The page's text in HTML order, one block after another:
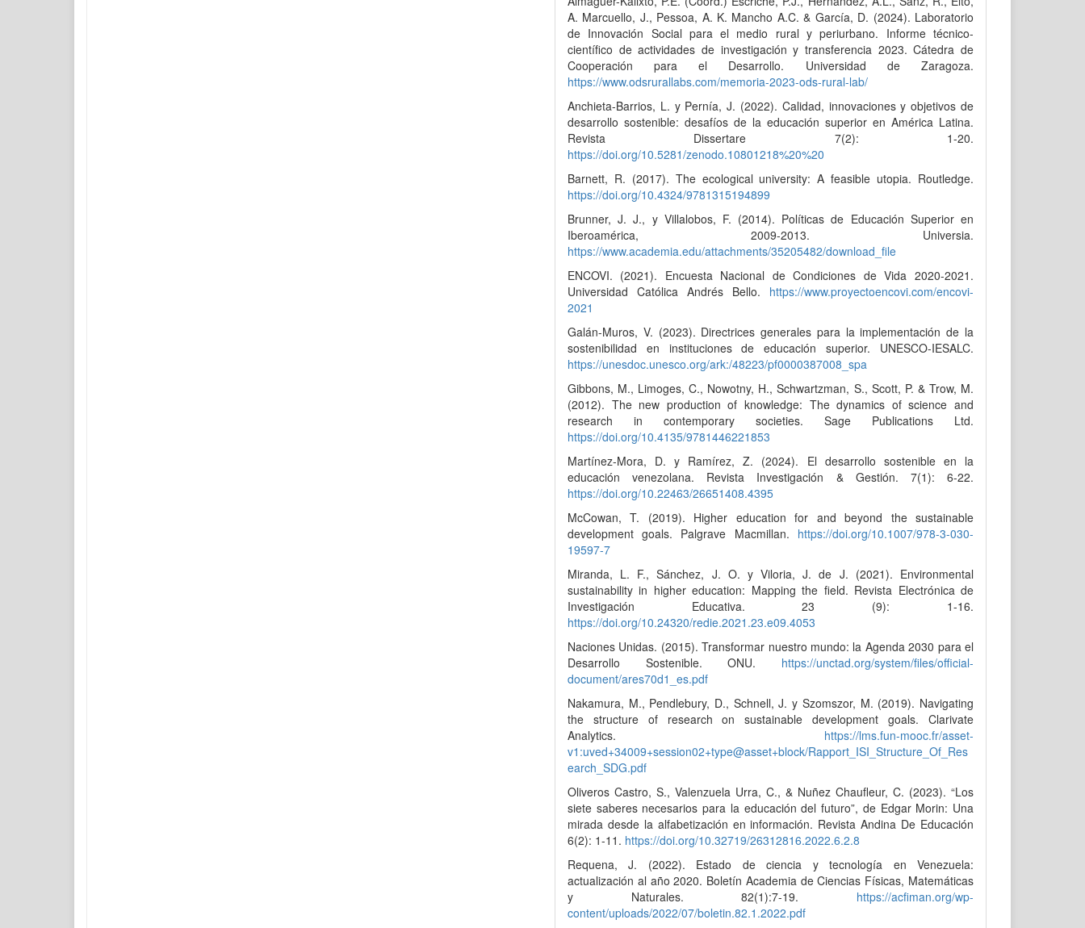
A. Marcuello, J., Pessoa, A. K. Mancho A.C. & García, D. (2024). Laboratorio
de Innovación Social para el medio rural y periurbano. Informe técnico-
científico de actividades de investigación y transferencia 2023. Cátedra de
Cooperación para el Desarrollo. Universidad de Zaragoza.
https://www.odsrurallabs.com/memoria-2023-ods-rural-lab/
Anchieta-Barrios, L. y Pernía, J. (2022). Calidad, innovaciones y objetivos de
desarrollo sostenible: desafíos de la educación superior en América Latina.
Revista Dissertare 7(2): 1-20.
https://doi.org/10.5281/zenodo.10801218%20%20
Barnett, R. (2017). The ecological university: A feasible utopia. Routledge.
https://doi.org/10.4324/9781315194899
Brunner, J. J., y Villalobos, F. (2014). Políticas de Educación Superior en
Iberoamérica, 2009-2013. Universia.
https://www.academia.edu/attachments/35205482/download_file
ENCOVI. (2021). Encuesta Nacional de Condiciones de Vida 2020-2021.
Universidad Católica Andrés Bello. https://www.proyectoencovi.com/encovi-
2021
Galán-Muros, V. (2023). Directrices generales para la implementación de la
sostenibilidad en instituciones de educación superior. UNESCO-IESALC.
https://unesdoc.unesco.org/ark:/48223/pf0000387008_spa
Gibbons, M., Limoges, C., Nowotny, H., Schwartzman, S., Scott, P. & Trow, M.
(2012). The new production of knowledge: The dynamics of science and
research in contemporary societies. Sage Publications Ltd.
https://doi.org/10.4135/9781446221853
Martínez-Mora, D. y Ramírez, Z. (2024). El desarrollo sostenible en la
educación venezolana. Revista Investigación & Gestión. 7(1): 6-22.
https://doi.org/10.22463/26651408.4395
McCowan, T. (2019). Higher education for and beyond the sustainable
development goals. Palgrave Macmillan. https://doi.org/10.1007/978-3-030-
19597-7
Miranda, L. F., Sánchez, J. O. y Viloria, J. de J. (2021). Environmental
sustainability in higher education: Mapping the field. Revista Electrónica de
Investigación Educativa. 23 (9): 1-16.
https://doi.org/10.24320/redie.2021.23.e09.4053
Naciones Unidas. (2015). Transformar nuestro mundo: la Agenda 2030 para el
Desarrollo Sostenible. ONU. https://unctad.org/system/files/official-
document/ares70d1_es.pdf
Nakamura, M., Pendlebury, D., Schnell, J. y Szomszor, M. (2019). Navigating
the structure of research on sustainable development goals. Clarivate
Analytics. https://lms.fun-mooc.fr/asset-
v1:uved+34009+session02+type@asset+block/Rapport_ISI_Structure_Of_Res
earch_SDG.pdf
Oliveros Castro, S., Valenzuela Urra, C., & Nuñez Chaufleur, C. (2023). “Los
siete saberes necesarios para la educación del futuro”, de Edgar Morin: Una
mirada desde la alfabetización en información. Revista Andina De Educación
6(2): 1-11. https://doi.org/10.32719/26312816.2022.6.2.8
Requena, J. (2022). Estado de ciencia y tecnología en Venezuela:
actualización al año 2020. Boletín Academia de Ciencias Físicas, Matemáticas
y Naturales. 82(1):7-19. https://acfiman.org/wp-
content/uploads/2022/07/boletin.82.1.2022.pdf